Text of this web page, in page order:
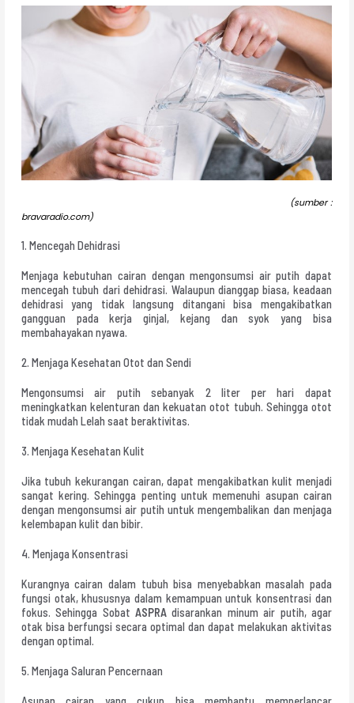
(sumber :
bravaradio.com)
1. Mencegah Dehidrasi
Menjaga kebutuhan cairan dengan mengonsumsi air putih dapat
mencegah tubuh dari dehidrasi. Walaupun dianggap biasa, keadaan
dehidrasi yang tidak langsung ditangani bisa mengakibatkan
gangguan pada kerja ginjal, kejang dan syok yang bisa
membahayakan nyawa.
2. Menjaga Kesehatan Otot dan Sendi
Mengonsumsi air putih sebanyak 2 liter per hari dapat
meningkatkan kelenturan dan kekuatan otot tubuh. Sehingga otot
tidak mudah Lelah saat beraktivitas.
3. Menjaga Kesehatan Kulit
Jika tubuh kekurangan cairan, dapat mengakibatkan kulit menjadi
sangat kering. Sehingga penting untuk memenuhi asupan cairan
dengan mengonsumsi air putih untuk mengembalikan dan menjaga
kelembapan kulit dan bibir.
4. Menjaga Konsentrasi
Kurangnya cairan dalam tubuh bisa menyebabkan masalah pada
fungsi otak, khususnya dalam kemampuan untuk konsentrasi dan
fokus. Sehingga Sobat ASPRA disarankan minum air putih, agar
otak bisa berfungsi secara optimal dan dapat melakukan aktivitas
dengan optimal.
5. Menjaga Saluran Pencernaan